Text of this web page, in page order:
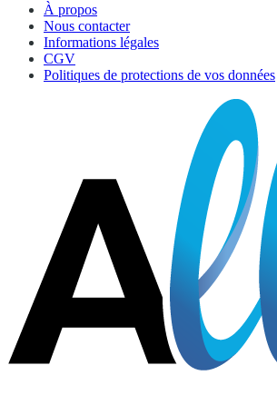
À propos
Nous contacter
Informations légales
CGV
Politiques de protections de vos données